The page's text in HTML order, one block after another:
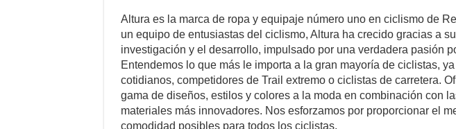
Altura es la marca de ropa y equipaje número uno en ciclismo de
un equipo de entusiastas del ciclismo, Altura ha crecido gracias a
investigación y el desarrollo, impulsado por una verdadera pasión
Entendemos lo que más le importa a la gran mayoría de ciclistas,
cotidianos, competidores de Trail extremo o ciclistas de carretera.
gama de diseños, estilos y colores a la moda en combinación con
materiales más innovadores. Nos esforzamos por proporcionar el
comodidad posibles para todos los ciclistas.